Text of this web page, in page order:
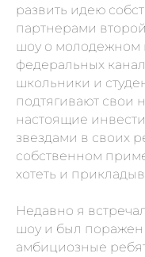
развить идею
партнерами
шоу о молодежном
федеральных
школьники и
подтягивают свои
настоящие
звездами в своих
собственном
хотеть и
Недавно я
шоу и был поражен
амбициозные